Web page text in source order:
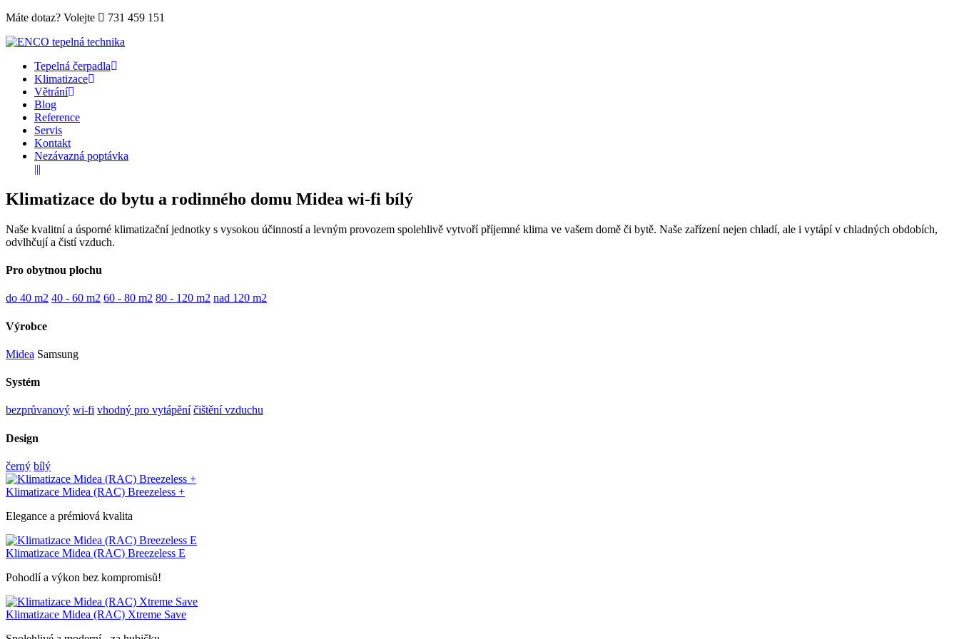
Máte dotaz? Volejte 731 459 151
Tepelná čerpadla
Klimatizace
Větrání
Blog
Reference
Servis
Kontakt
Nezávazná poptávka
|||
Klimatizace do bytu a rodinného domu Midea wi-fi bílý
Naše kvalitní a úsporné klimatizační jednotky s vysokou účinností a levným provozem spolehlivě vytvoří příjemné klima ve vašem domě či bytě. Naše zařízení nejen chladí, ale i vytápí v chladných obdobích,
odvlhčují a čistí vzduch.
Pro obytnou plochu
do 40 m2 40 - 60 m2 60 - 80 m2 80 - 120 m2 nad 120 m2
Výrobce
Midea Samsung
Systém
bezprůvanový wi-fi vhodný pro vytápění čištění vzduchu
Design
černý bílý
Klimatizace Midea (RAC) Breezeless +
Elegance a prémiová kvalita
Klimatizace Midea (RAC) Breezeless E
Pohodlí a výkon bez kompromisů!
Klimatizace Midea (RAC) Xtreme Save